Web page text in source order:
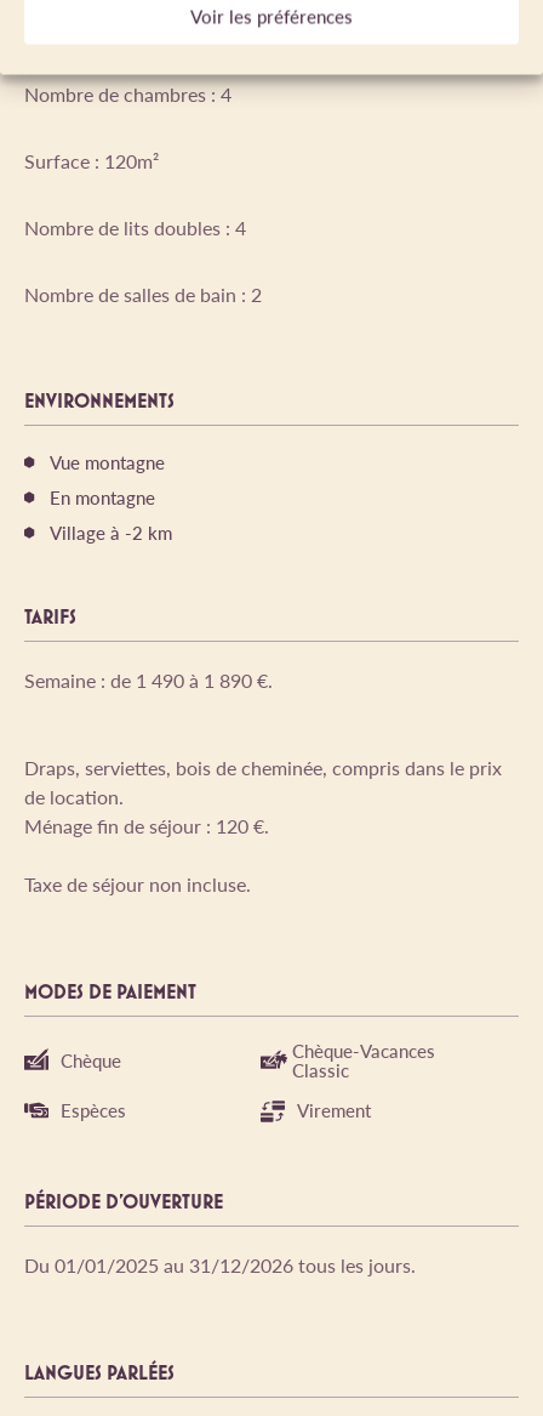
Voir les préférences
Capacité maximum possible : 8
Nombre de chambres : 4
Surface : 120m²
Nombre de lits doubles : 4
Nombre de salles de bain : 2
ENVIRONNEMENTS
Vue montagne
En montagne
Village à -2 km
TARIFS
Semaine : de 1 490 à 1 890 €.
Draps, serviettes, bois de cheminée, compris dans le prix
de location.
Ménage fin de séjour : 120 €.
Taxe de séjour non incluse.
MODES DE PAIEMENT
Chèque Chèque-Vacances
Classic
Espèces
Virement
PÉRIODE D'OUVERTURE
Du 01/01/2025 au 31/12/2026 tous les jours.
LANGUES PARLÉES